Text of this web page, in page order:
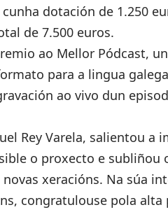
dotación de 1.250
de 7.500 euros.
ao Mellor Pódcast,
para a lingua
ao vivo dun
Rey Varela, salientou a
o proxecto e subliñou
xeracións. Na súa
congratulouse pola